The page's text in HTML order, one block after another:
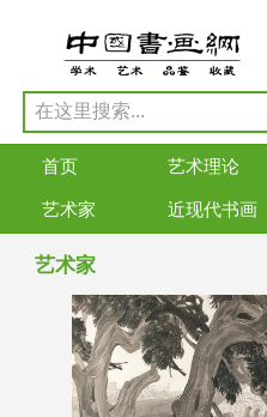
首页 艺术理论
艺术家 近现代书画
艺术家